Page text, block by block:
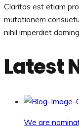
Claritas est etiam
mutationem
nihil imperdiet
Latest
We are